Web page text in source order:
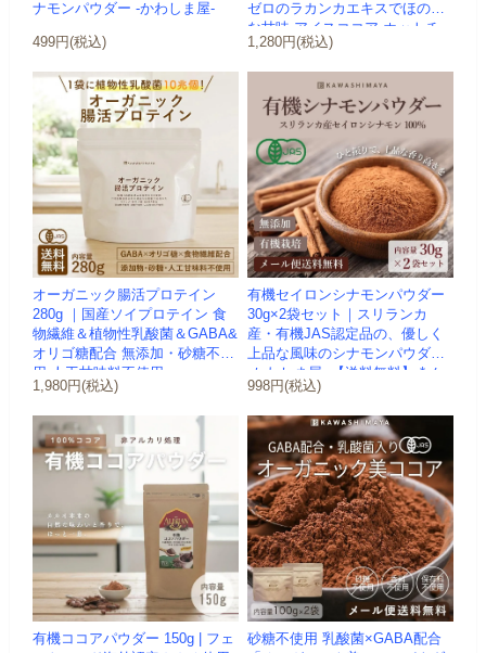
ナモンパウダー -かわしま屋-
499円(税込)
ゼロのラカンカエキスでほのか
な甘味 アイスココア ホットチ...
1,280円(税込)
オーガニック腸活プロテイン
280g ｜国産ソイプロテイン 食
物繊維＆植物性乳酸菌＆GABA&
オリゴ糖配合 無添加・砂糖不使
用 人工甘味料不使用 ...
1,980円(税込)
有機セイロンシナモンパウダー
30g×2袋セット｜スリランカ
産・有機JAS認定品の、優しく
上品な風味のシナモンパウダー
-かわしま屋- 【送料無料】 *メ...
998円(税込)
有機ココアパウダー 150g | フェ
砂糖不使用 乳酸菌×GABA配合